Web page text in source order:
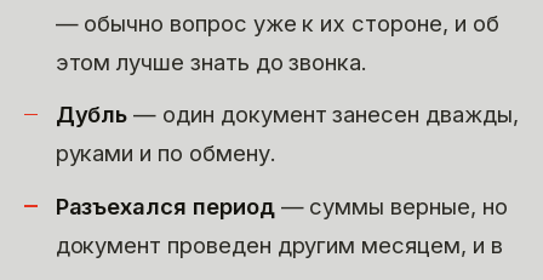
— обычно вопрос уже к их стороне, и об
этом лучше знать до звонка.
Дубль — один документ занесен дважды,
руками и по обмену.
Разъехался период— суммы верные, но
документ проведен другим месяцем, и в